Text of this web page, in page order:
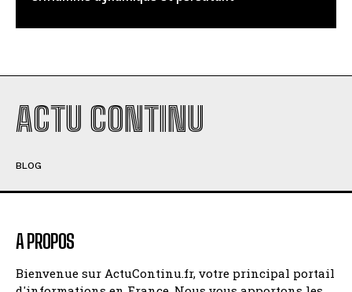
ACTU CONTINU
BLOG
A PROPOS
Bienvenue sur ActuContinu.fr, votre principal portail